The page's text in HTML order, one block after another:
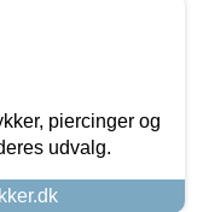
piercinger og
udvalg.